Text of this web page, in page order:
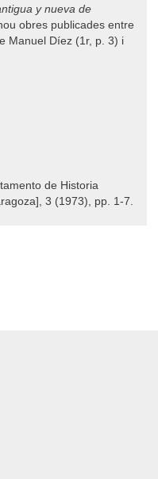
y nueva de
obres publicades entre
Manuel Díez (1r, p. 3) i
de Historia
3 (1973), pp. 1-7.